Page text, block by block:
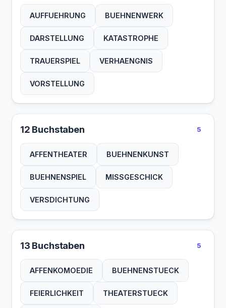
AUFFUEHRUNG BUEHNENWERK
DARSTELLUNG KATASTROPHE
TRAUERSPIEL VERHAENGNIS
VORSTELLUNG
12 Buchstaben 5
AFFENTHEATER BUEHNENKUNST
BUEHNENSPIEL MISSGESCHICK
VERSDICHTUNG
13 Buchstaben 5
AFFENKOMOEDIE BUEHNENSTUECK
FEIERLICHKEIT THEATERSTUECK